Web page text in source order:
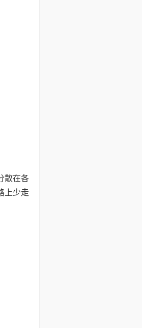
散在各
上少走